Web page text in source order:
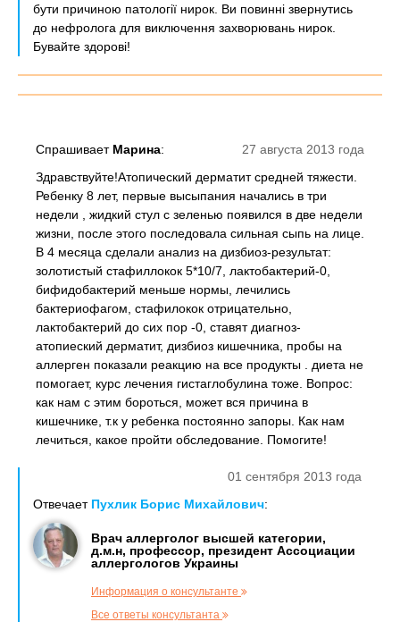
бути причиною патології нирок. Ви повинні звернутись
до нефролога для виключення захворювань нирок.
Бувайте здорові!
27 августа 2013 года
Спрашивает Марина:
Здравствуйте!Атопический дерматит средней тяжести.
Ребенку 8 лет, первые высыпания начались в три
недели , жидкий стул с зеленью появился в две недели
жизни, после этого последовала сильная сыпь на лице.
В 4 месяца сделали анализ на дизбиоз-результат:
золотистый стафиллокок 5*10/7, лактобактерий-0,
бифидобактерий меньше нормы, лечились
бактериофагом, стафилокок отрицательно,
лактобактерий до сих пор -0, ставят диагноз-
атопиеский дерматит, дизбиоз кишечника, пробы на
аллерген показали реакцию на все продукты . диета не
помогает, курс лечения гистаглобулина тоже. Вопрос:
как нам с этим бороться, может вся причина в
кишечнике, т.к у ребенка постоянно запоры. Как нам
лечиться, какое пройти обследование. Помогите!
01 сентября 2013 года
Отвечает Пухлик Борис Михайлович:
Врач аллерголог высшей категории,
д.м.н, профессор, президент Ассоциации
аллергологов Украины
Информация о консультанте
Все ответы консультанта